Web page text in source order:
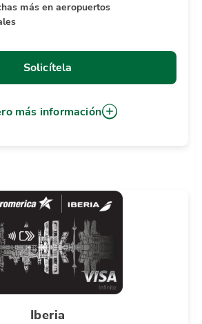
más en aeropuertos
Solicítela
más información
Iberia